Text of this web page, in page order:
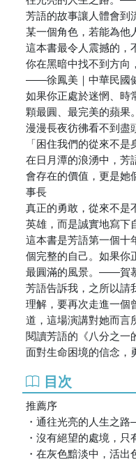
芳語的故事讓人體會到
某一個角色，若能為
這本書最令人震撼的，
你在黑暗中找不到方向
――徐鳳美｜中華民國
如果你正處於迷惘、時
顆最圓、最完美的蘋
漫漫長夜彷彿看不到盡
「困住我們的從來不
在日月潭的浪湧中，芳
會存在的價值，更是
事長
真正的勇敢，從來不是
英雄，而是誠實地寫
這本書是芳語第一個十
個完整的自己。如果你
最圓滿的風景。――賀
芳語告訴我，之所以請
理解，要再次走進一個
道，這場演講對她而
閱讀芳語的《八分之一
面對生命困境的信念
目次
推薦序
・通往光亮的人生之
・沒有絕望的處境，
・在灰色黯淡中，活